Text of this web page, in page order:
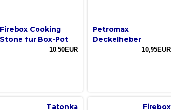
Firebox Cooking
Stone für Box-Pot
10,50EUR
Petromax
Deckelheber
10,95EUR
Tatonka Firebox